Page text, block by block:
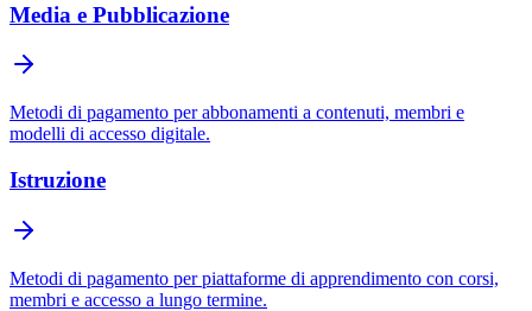
Media e Pubblicazione
Metodi di pagamento per abbonamenti a contenuti, membri e
modelli di accesso digitale.
Istruzione
Metodi di pagamento per piattaforme di apprendimento con corsi,
membri e accesso a lungo termine.